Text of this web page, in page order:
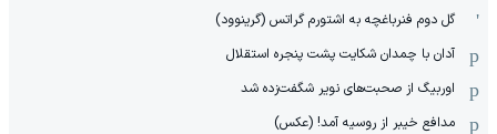
گل دوم فنرباغچه به اشتورم گراتس (گرینوود)
آدان با چمدان شکایت پشت پنجره استقلال
اوربیگ از صحبت‌های نویر شگفت‌زده شد
مدافع خیبر از روسیه آمد! (عکس)